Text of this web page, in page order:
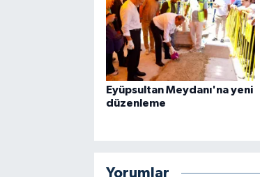
Eyüpsultan Meydanı'na yeni
düzenleme
Yorumlar